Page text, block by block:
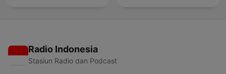
Radio Indonesia
Stasiun Radio dan Podcast